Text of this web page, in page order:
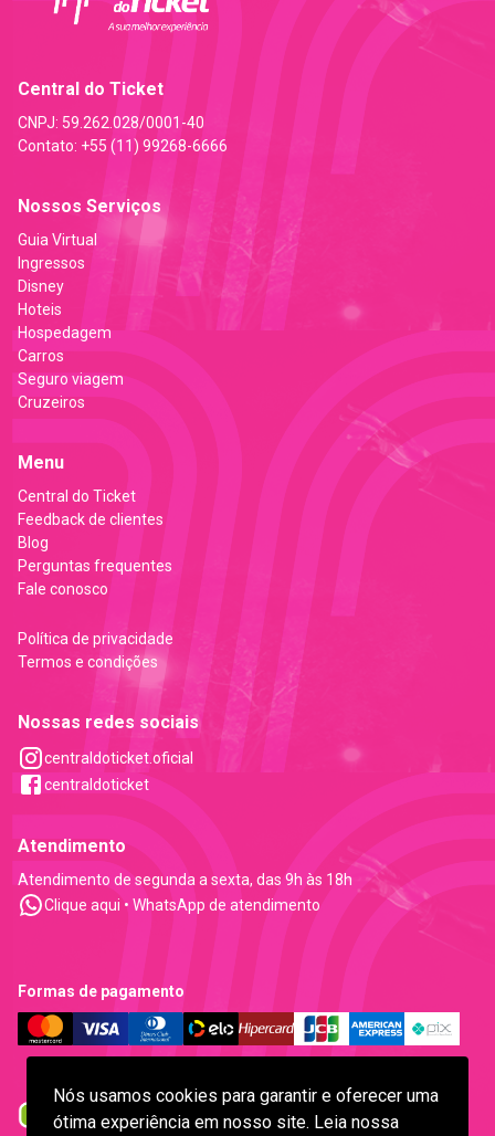
Central do Ticket
CNPJ: 59.262.028/0001-40
Contato: +55 (11) 99268-6666
Nossos Serviços
Guia Virtual
Ingressos
Disney
Hoteis
Hospedagem
Carros
Seguro viagem
Cruzeiros
Menu
Central do Ticket
Feedback de clientes
Blog
Perguntas frequentes
Fale conosco
Política de privacidade
Termos e condições
Nossas redes sociais
centraldoticket.oficial
centraldoticket
Atendimento
Atendimento de segunda a sexta, das 9h às 18h
Clique aqui • WhatsApp de atendimento
Formas de pagamento
Nós usamos cookies para garantir e oferecer uma
ótima experiência em nosso site. Leia nossa